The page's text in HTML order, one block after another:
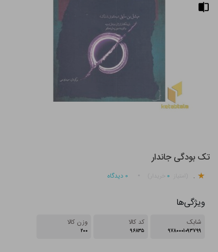
تک بودگی جاندار
. ۰ ۰ دیدگاه
ویژگی‌ها
شابک
۹۷۸۰۰۰۱۰۹۳۷۹۹
کد کالا
۹۶۸۳۵
وزن کالا
۲۰۰